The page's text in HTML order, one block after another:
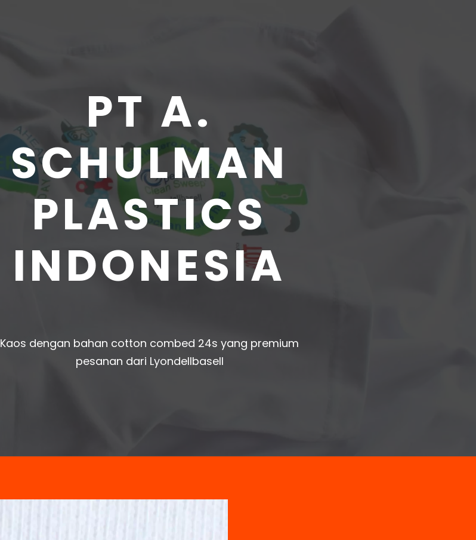
PT A.
SCHULMAN
PLASTICS
INDONESIA
Kaos dengan bahan cotton combed 24s yang premium
pesanan dari Lyondellbasell